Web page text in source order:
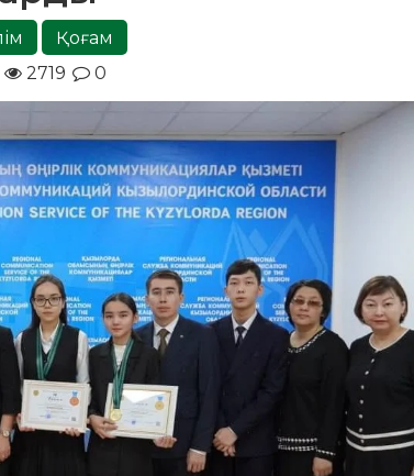
Қоғам
2719 0